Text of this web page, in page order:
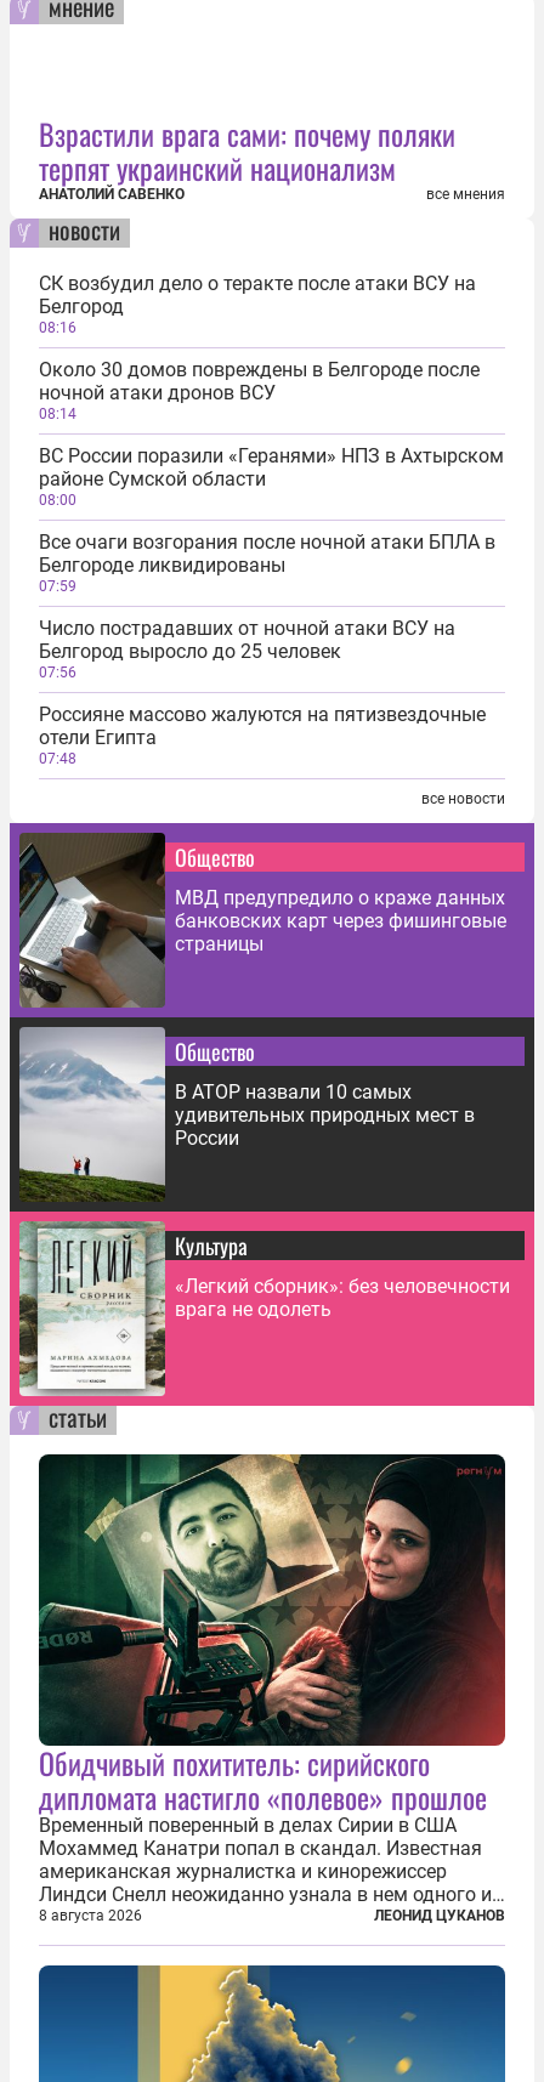
Взрастили врага сами: почему поляки
терпят украинский национализм
АНАТОЛИЙ САВЕНКО все мнения
новости
СК возбудил дело о теракте после атаки ВСУ на
Белгород
08:16
Около 30 домов повреждены в Белгороде после
ночной атаки дронов ВСУ
08:14
ВС России поразили «Геранями» НПЗ в Ахтырском
районе Сумской области
08:00
Все очаги возгорания после ночной атаки БПЛА в
Белгороде ликвидированы
07:59
Число пострадавших от ночной атаки ВСУ на
Белгород выросло до 25 человек
07:56
Россияне массово жалуются на пятизвездочные
отели Египта
07:48
все новости
Общество
МВД предупредило о краже данных
банковских карт через фишинговые
страницы
Общество
В АТОР назвали 10 самых
удивительных природных мест в
России
Культура
«Легкий сборник»: без человечности
врага не одолеть
статьи
Обидчивый похититель: сирийского
дипломата настигло «полевое» прошлое
Временный поверенный в делах Сирии в США
Мохаммед Канатри попал в скандал. Известная
американская журналистка и кинорежиссер
Линдси Снелл неожиданно узнала в нем одного из
бандитов, похитивших ее в сирийском Алеппо в
2016 году. Журналистка убеждена, что Канатри, в
то время известный под подпольным...
8 августа 2026 ЛЕОНИД ЦУКАНОВ